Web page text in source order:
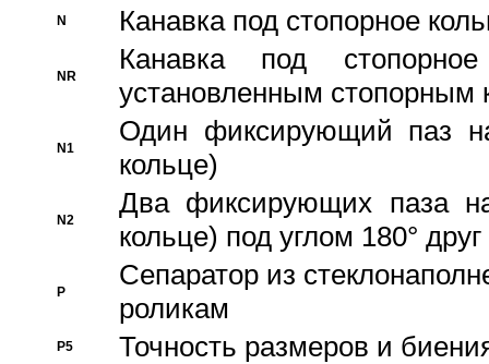
N Канавка под стопорное
NR
Канавка под
установленным стопорным
N1
Один фиксирующий паз
кольце)
N2
Два фиксирующих паза
кольце) под углом 180° друг
P
Cепаратор из
роликам
P5 Точность размеров и